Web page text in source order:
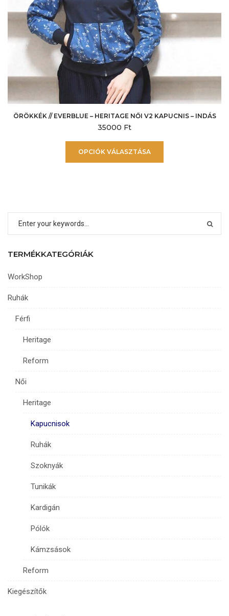
ÖRÖKKÉK // EVERBLUE – HERITAGE NŐI V2 KAPUCNIS – INDÁS
35000 Ft
OPCIÓK VÁLASZTÁSA
változatok
TERMÉKKATEGÓRIÁK
WorkShop
Ruhák
Férfi
Heritage
Reform
Női
Heritage
Kapucnisok
Ruhák
Szoknyák
Tunikák
Kardigán
Pólók
Kámzsások
Reform
Kiegészítők